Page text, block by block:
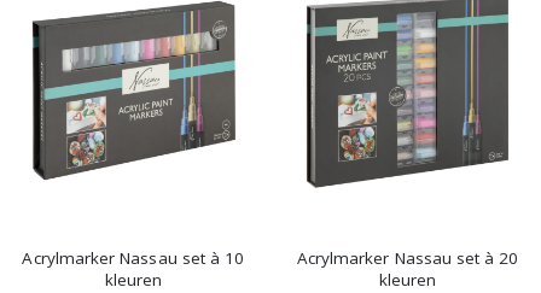
Acrylmarker Nassau set à 10
kleuren
Acrylmarker Nassau set à 20
kleuren